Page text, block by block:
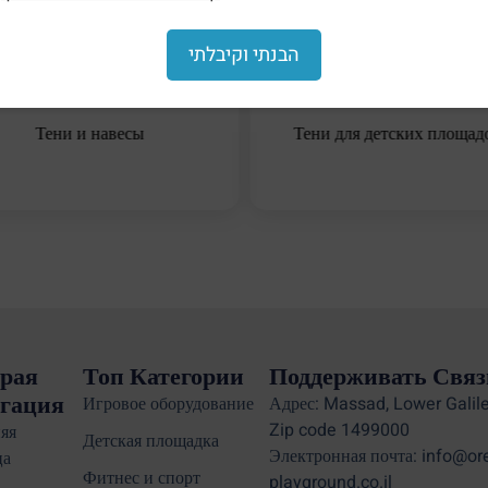
Тени и навесы Тени для детских
Топ Категории
Игровое оборудование
Детская площадка
Фитнес и спорт
Поддерживать
Адрес: Massad, Lower
Zip code 1499000
Электронная почта:
playground.co.il
הבנתי וקיבלתי